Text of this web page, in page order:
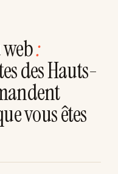
web:
des Hauts-
vous êtes